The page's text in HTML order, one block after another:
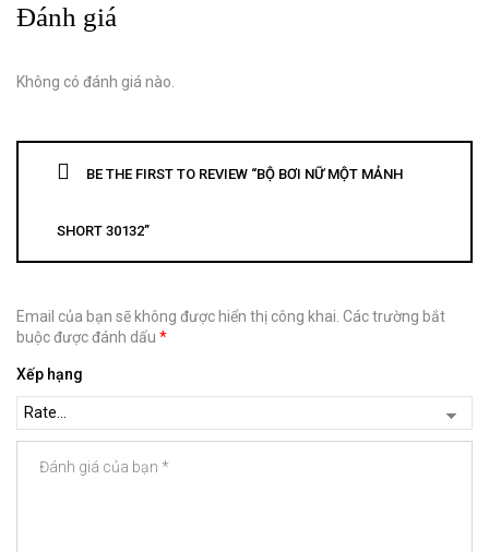
Đánh giá
Không có đánh giá nào.
BE THE FIRST TO REVIEW “BỘ BƠI NỮ MỘT MẢNH
SHORT 30132”
Email của bạn sẽ không được hiển thị công khai. Các trường bắt
buộc được đánh dấu *
Xếp hạng